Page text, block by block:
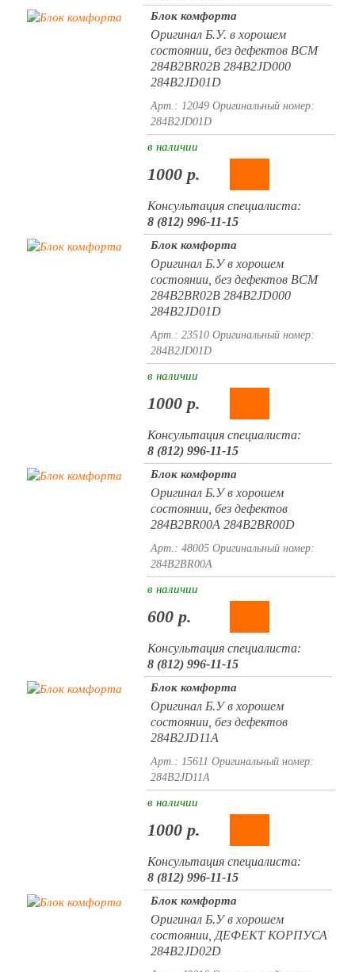
Блок комфорта
Оригинал Б.У. в хорошем
состоянии, без дефектов BCM
284B2BR02B 284B2JD000
284B2JD01D
Арт.: 12049 Оригинальный номер:
284B2JD01D
в наличии
1000 р.
Консультация специалиста:
8 (812) 996-11-15
Блок комфорта
Оригинал Б.У в хорошем
состоянии, без дефектов BCM
284B2BR02B 284B2JD000
284B2JD01D
Арт.: 23510 Оригинальный номер:
284B2JD01D
в наличии
1000 р.
Консультация специалиста:
8 (812) 996-11-15
Блок комфорта
Оригинал Б.У в хорошем
состоянии, без дефектов
284B2BR00A 284B2BR00D
Арт.: 48005 Оригинальный номер:
284B2BR00A
в наличии
600 р.
Консультация специалиста:
8 (812) 996-11-15
Блок комфорта
Оригинал Б.У в хорошем
состоянии, без дефектов
284B2JD11A
Арт.: 15611 Оригинальный номер:
284B2JD11A
в наличии
1000 р.
Консультация специалиста:
8 (812) 996-11-15
Блок комфорта
Оригинал Б.У в хорошем
состоянии, ДЕФЕКТ КОРПУСА
284B2JD02D